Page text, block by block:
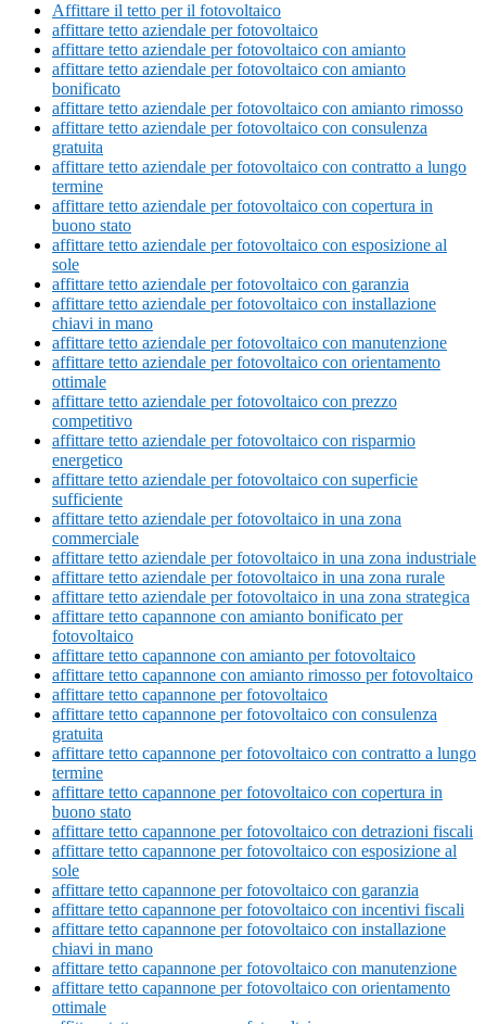
Affittare il tetto per il fotovoltaico
affittare tetto aziendale per fotovoltaico
affittare tetto aziendale per fotovoltaico con amianto
affittare tetto aziendale per fotovoltaico con amianto
bonificato
affittare tetto aziendale per fotovoltaico con amianto rimosso
affittare tetto aziendale per fotovoltaico con consulenza
gratuita
affittare tetto aziendale per fotovoltaico con contratto a lungo
termine
affittare tetto aziendale per fotovoltaico con copertura in
buono stato
affittare tetto aziendale per fotovoltaico con esposizione al
sole
affittare tetto aziendale per fotovoltaico con garanzia
affittare tetto aziendale per fotovoltaico con installazione
chiavi in mano
affittare tetto aziendale per fotovoltaico con manutenzione
affittare tetto aziendale per fotovoltaico con orientamento
ottimale
affittare tetto aziendale per fotovoltaico con prezzo
competitivo
affittare tetto aziendale per fotovoltaico con risparmio
energetico
affittare tetto aziendale per fotovoltaico con superficie
sufficiente
affittare tetto aziendale per fotovoltaico in una zona
commerciale
affittare tetto aziendale per fotovoltaico in una zona industriale
affittare tetto aziendale per fotovoltaico in una zona rurale
affittare tetto aziendale per fotovoltaico in una zona strategica
affittare tetto capannone con amianto bonificato per
fotovoltaico
affittare tetto capannone con amianto per fotovoltaico
affittare tetto capannone con amianto rimosso per fotovoltaico
affittare tetto capannone per fotovoltaico
affittare tetto capannone per fotovoltaico con consulenza
gratuita
affittare tetto capannone per fotovoltaico con contratto a lungo
termine
affittare tetto capannone per fotovoltaico con copertura in
buono stato
affittare tetto capannone per fotovoltaico con detrazioni fiscali
affittare tetto capannone per fotovoltaico con esposizione al
sole
affittare tetto capannone per fotovoltaico con garanzia
affittare tetto capannone per fotovoltaico con incentivi fiscali
affittare tetto capannone per fotovoltaico con installazione
chiavi in mano
affittare tetto capannone per fotovoltaico con manutenzione
affittare tetto capannone per fotovoltaico con orientamento
ottimale